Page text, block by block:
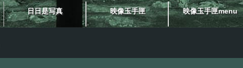
日日是写真 映像玉手匣 映像玉手匣menu